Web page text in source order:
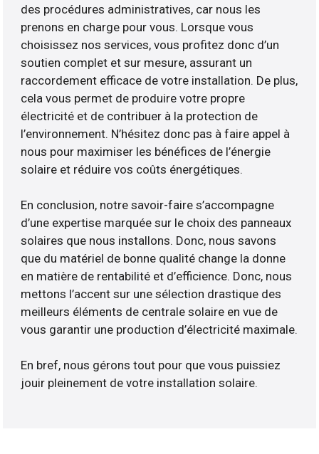
des procédures administratives, car nous les
prenons en charge pour vous. Lorsque vous
choisissez nos services, vous profitez donc d’un
soutien complet et sur mesure, assurant un
raccordement efficace de votre installation. De plus,
cela vous permet de produire votre propre
électricité et de contribuer à la protection de
l’environnement. N’hésitez donc pas à faire appel à
nous pour maximiser les bénéfices de l’énergie
solaire et réduire vos coûts énergétiques.
En conclusion, notre savoir-faire s’accompagne
d’une expertise marquée sur le choix des panneaux
solaires que nous installons. Donc, nous savons
que du matériel de bonne qualité change la donne
en matière de rentabilité et d’efficience. Donc, nous
mettons l’accent sur une sélection drastique des
meilleurs éléments de centrale solaire en vue de
vous garantir une production d’électricité maximale.
En bref, nous gérons tout pour que vous puissiez
jouir pleinement de votre installation solaire.